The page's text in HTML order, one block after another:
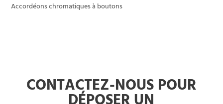
Accordéons chromatiques à boutons
CONTACTEZ-NOUS POUR
DÉPOSER UN